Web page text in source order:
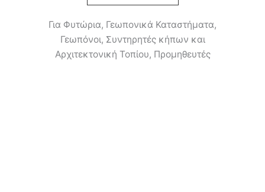
Για Φυτώρια, Γεωπονικά Καταστήματα,
Γεωπόνοι, Συντηρητές κήπων και
Αρχιτεκτονική Τοπίου, Προμηθευτές